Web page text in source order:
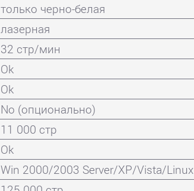
только черно-белая
лазерная
32 стр/мин
Ok
Ok
No (опционально)
11 000 стр
Ok
Win 2000/2003 Server/XP/Vista/Linux